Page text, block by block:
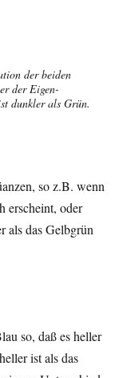
der beiden
der Eigen-
dunkler als Grün.
so z.B. wenn
erscheint, oder
als das Gelbgrün
so, daß es heller
ist als das